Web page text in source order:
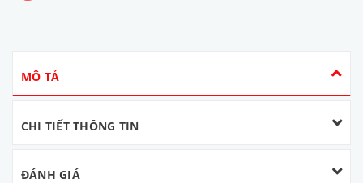
MÔ TẢ
CHI TIẾT THÔNG TIN
ĐÁNH GIÁ